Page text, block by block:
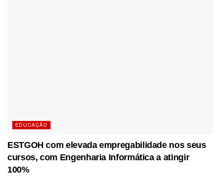
EDUCAÇÃO
ESTGOH com elevada empregabilidade nos seus
cursos, com Engenharia Informática a atingir
100%